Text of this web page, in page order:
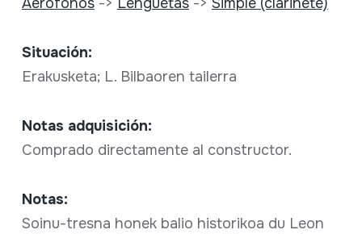
Aerófonos-> Lengüetas-> Simple (clarinete)
Situación:
Erakusketa; L. Bilbaoren tailerra
Notas adquisición:
Comprado directamente al constructor.
Notas:
Soinu-tresna honek balio historikoa du Leon